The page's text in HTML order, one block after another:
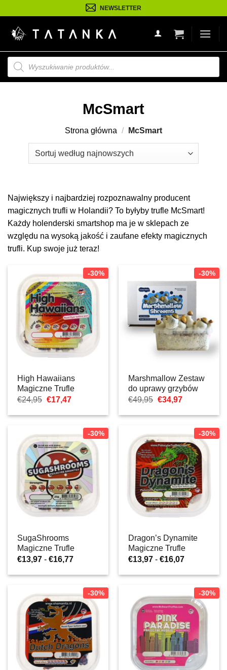
do
treści
NEWSLETTER
Wyszukiwarka
produktów
McSmart
Strona główna / McSmart
Największy i najbardziej rozpoznawalny producent
magicznych trufli w Holandii? To byłyby trufle McSmart!
Każdy holenderski smartshop ma je w sklepach ze
względu na wysoką jakość i zaufane efekty magicznych
trufli. Kup swoje już teraz!
-30%
High Hawaiians
Magiczne Trufle
€24,95 Pierwotna
wynosiła:
€17,47Aktualna
€17,47.
-30%
Marshmallow Zestaw
do uprawy grzybów
€49,95 Pierwotna
wynosiła:
€34,97Aktualna
€34,97.
-30%
SugaShrooms
Magiczne Trufle
€13,97 - €16,77Zakres
od
€16,77
-30%
Dragon’s Dynamite
Magiczne Trufle
€13,97 - €16,07Zakres
od
€16,07
-30% -30%